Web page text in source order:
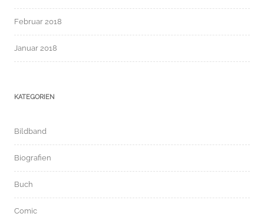
Februar 2018
Januar 2018
KATEGORIEN
Bildband
Biografien
Buch
Comic